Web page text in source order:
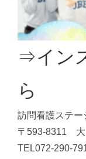
⇒イン
ら
訪問看護ステー
〒593-8311 大
TEL072-290-